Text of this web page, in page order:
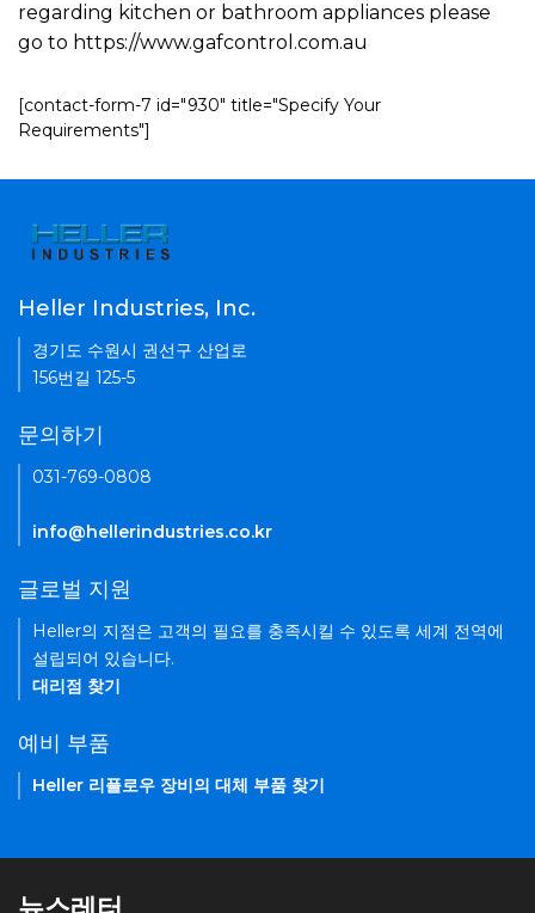
regarding kitchen or bathroom appliances please
go to https://www.gafcontrol.com.au
[contact-form-7 id="930" title="Specify Your
Requirements"]
Heller Industries, Inc.
경기도 수원시 권선구 산업로
156번길 125-5
문의하기
031-769-0808
info@hellerindustries.co.kr
글로벌 지원
Heller의 지점은 고객의 필요를 충족시킬 수 있도록 세계 전역에
설립되어 있습니다.
대리점 찾기
예비 부품
Heller 리플로우 장비의 대체 부품 찾기